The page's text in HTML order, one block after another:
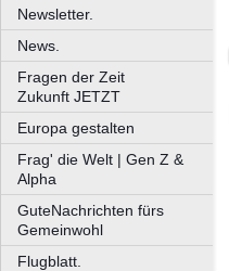
Newsletter.
News.
Fragen der Zeit
Zukunft JETZT
Europa gestalten
Frag' die Welt | Gen Z &
Alpha
GuteNachrichten fürs
Gemeinwohl
Flugblatt.